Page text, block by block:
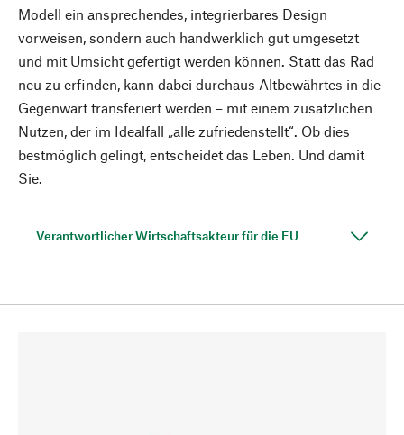
Modell ein ansprechendes, integrierbares Design
vorweisen, sondern auch handwerklich gut umgesetzt
und mit Umsicht gefertigt werden können. Statt das Rad
neu zu erfinden, kann dabei durchaus Altbewährtes in die
Gegenwart transferiert werden – mit einem zusätzlichen
Nutzen, der im Idealfall „alle zufriedenstellt“. Ob dies
bestmöglich gelingt, entscheidet das Leben. Und damit
Sie.
Verantwortlicher Wirtschaftsakteur für die EU